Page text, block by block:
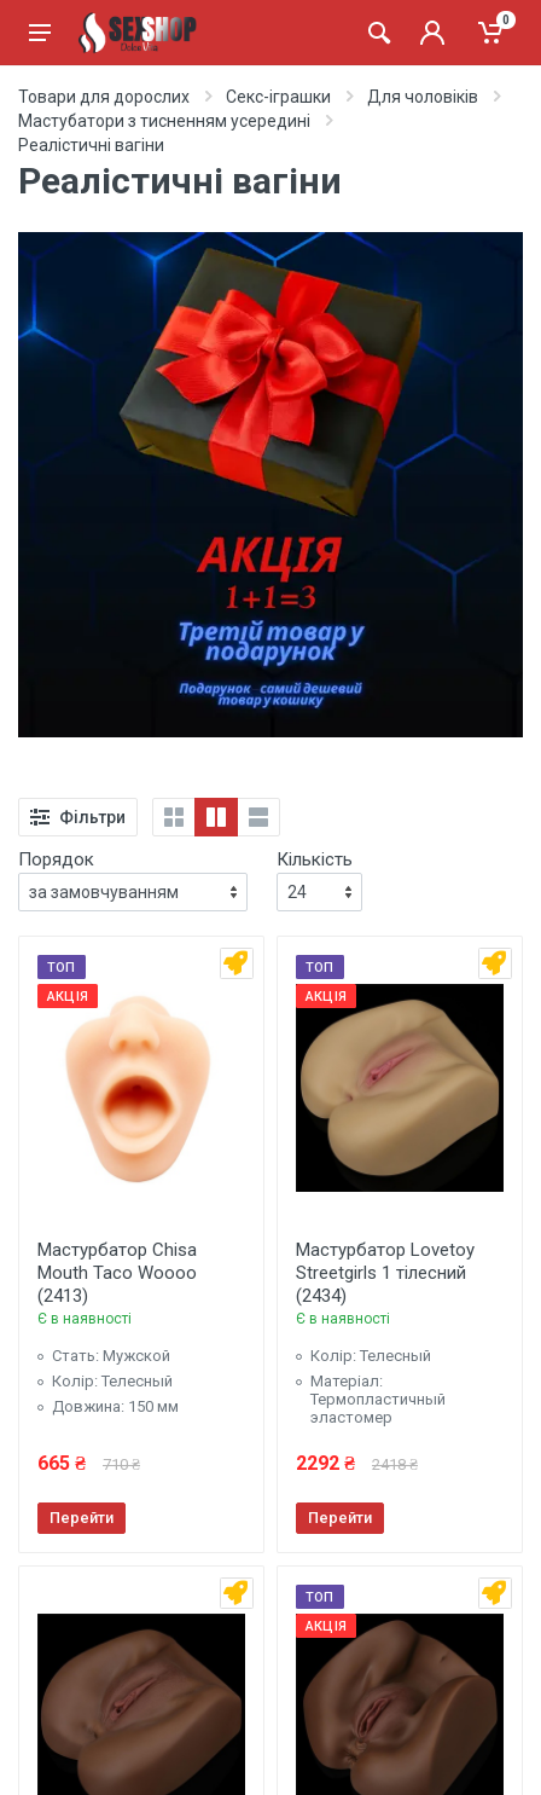
0
Товари для дорослих Секс-іграшки
Для чоловіків
Мастубатори з тисненням усередині
Реалістичні вагіни
Реалістичні вагіни
Фільтри
Порядок Кількість
ТОП
АКЦІЯ
Мастурбатор Chisa
Mouth Taco Woooo
(2413)
Є в наявності
Стать: Мужской
Колір: Телесный
Довжина: 150 мм
665 ₴ 710 ₴
Перейти
ТОП
АКЦІЯ
Мастурбатор Lovetoy
Streetgirls 1 тілесний
(2434)
Є в наявності
Колір: Телесный
Матеріал:
Термопластичный
эластомер
2292 ₴ 2418 ₴
Перейти
ТОП
АКЦІЯ